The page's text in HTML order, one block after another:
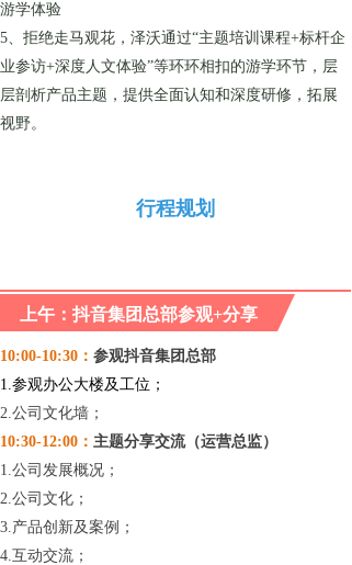
游学体验
5、拒绝走马观花，泽沃通过“主题培训课程+标杆企
业参访+深度人文体验”等环环相扣的游学环节，层
层剖析产品主题，提供全面认知和深度研修，拓展
视野。
行程规划
上午：抖音集团总部参观+分享
10:00-10:30： 参观抖音集团总部
1.参观办公大楼及工位；
2.公司文化墙；
10:30-12:00： 主题分享交流（运营总监）
1.公司发展概况；
2.公司文化；
3.产品创新及案例；
4.互动交流；